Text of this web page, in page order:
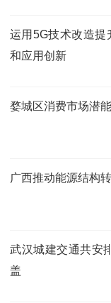
运用5G技术改造提
和应用创新
婺城区消费市场潜
广西推动能源结构
武汉城建交通共安
盖